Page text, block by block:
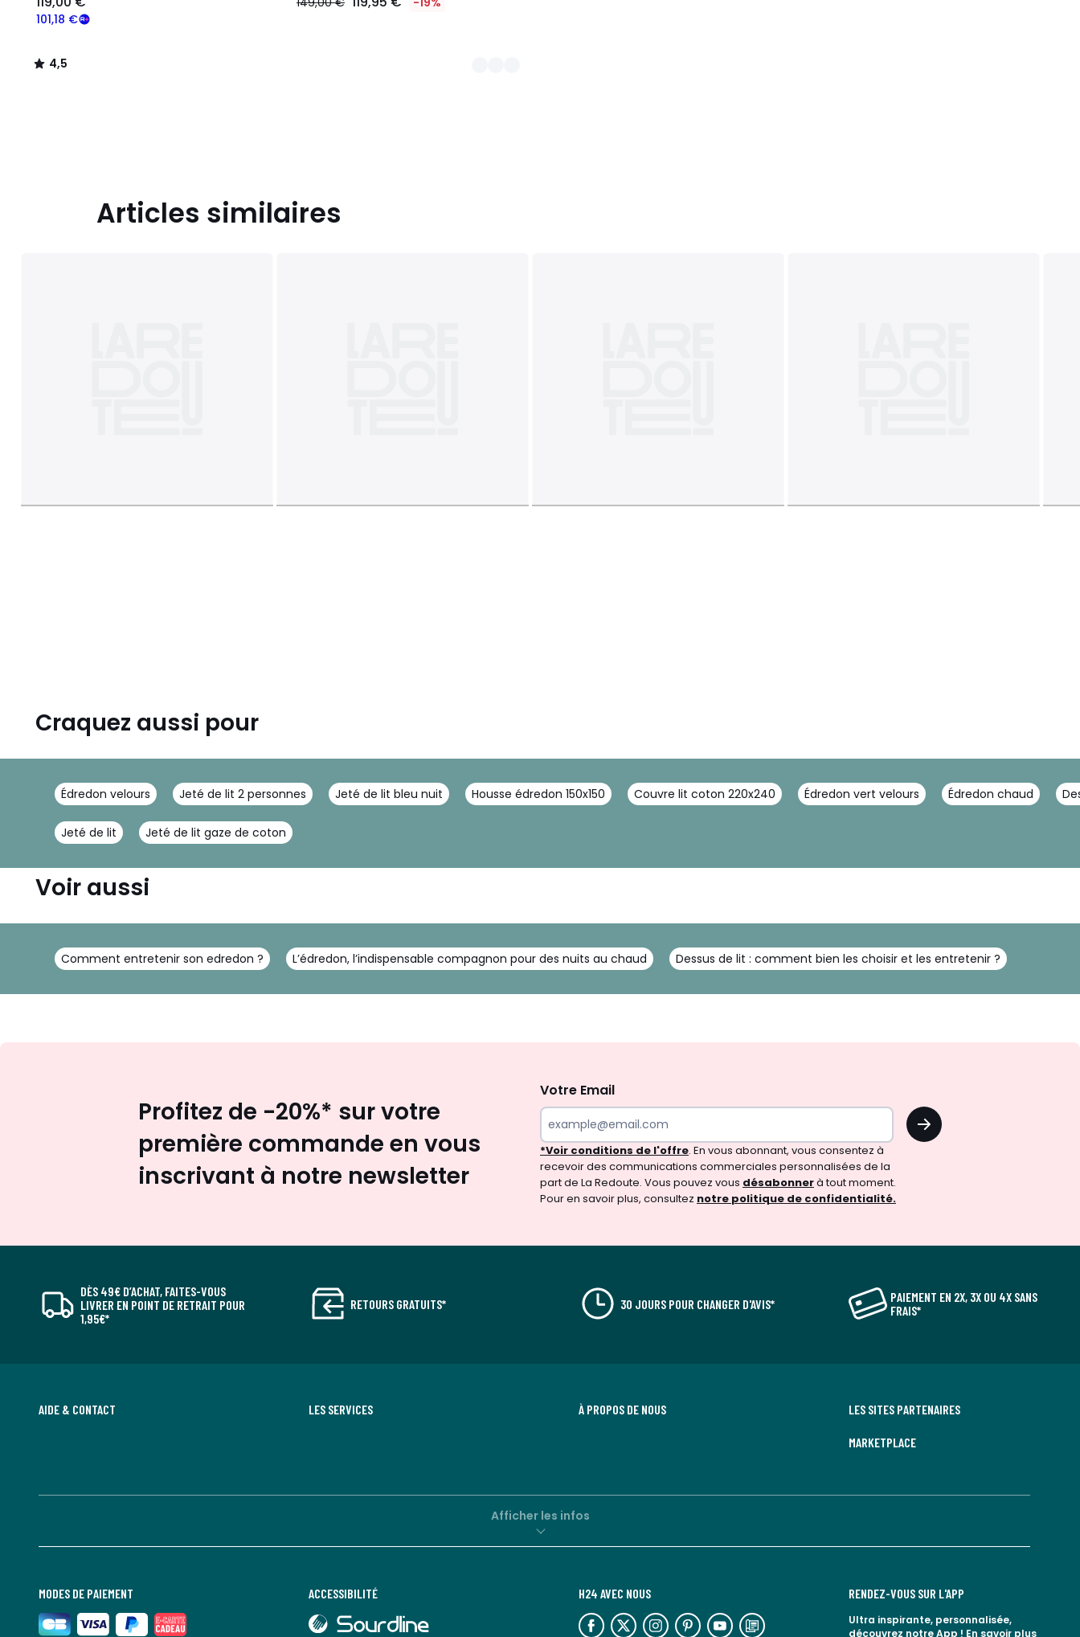
101,18 €
4,5
/
Articles similaires
Craquez aussi pour
Édredon velours Jeté de lit 2 personnes Jeté de lit bleu nuit Housse édredon 150x150 Couvre lit coton 220x240 Édredon vert velours Édredon chaud
Jeté de lit Jeté de lit gaze de coton
Voir aussi
Comment entretenir son edredon ? L’édredon, l’indispensable compagnon pour des nuits au chaud Dessus de lit : comment bien les choisir et les entretenir ?
Profitez de -20%* sur votre
première commande en vous
inscrivant à notre newsletter
Votre Email
OK
*Voir conditions de l'offre. En vous abonnant, vous consentez à
recevoir des communications commerciales personnalisées de la
part de La Redoute. Vous pouvez vous désabonnerà tout moment.
Pour en savoir plus, consultez notre politique de confidentialité.
DÈS 49€ D’ACHAT, FAITES-VOUS
LIVRER EN POINT DE RETRAIT POUR
1,95€*
RETOURS GRATUITS* 30 JOURS POUR CHANGER D'AVIS*
PAIEMENT EN 2X, 3X OU 4X SANS
FRAIS*
AIDE & CONTACT LES SERVICES À PROPOS DE NOUS LES SITES PARTENAIRES
MARKETPLACE
Afficher les infos
MODES DE PAIEMENT ACCESSIBILITÉ
lien
H24 AVEC NOUS
lien
lien
lien
lien
lien
lien
RENDEZ-VOUS SUR L'APP
Ultra inspirante, personnalisée,
découvrez notre App ! En savoir plus